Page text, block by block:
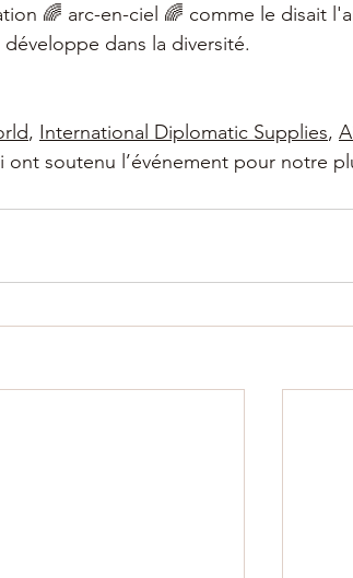
🌈 arc-en-ciel 🌈 comme le disait
dans la diversité.
, International Diplomatic Supplies,
ont soutenu l’événement pour notre